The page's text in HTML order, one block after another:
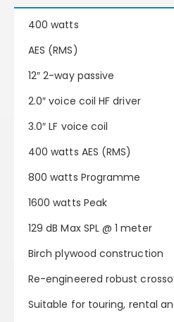
400 watts
AES (RMS)
12″ 2-way passive
2.0″ voice coil HF driver
3.0″ LF voice coil
400 watts AES (RMS)
800 watts Programme
1600 watts Peak
129 dB Max SPL @ 1 meter
Birch plywood construction
Re-engineered robust
Suitable for touring, rental